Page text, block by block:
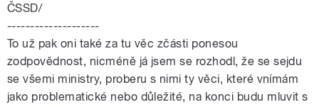
ČSSD/
--------------------
To už pak oni také za tu věc zčásti ponesou
zodpovědnost, nicméně já jsem se rozhodl, že se sejdu
se všemi ministry, proberu s nimi ty věci, které vnímám
jako problematické nebo důležité, na konci budu mluvit s